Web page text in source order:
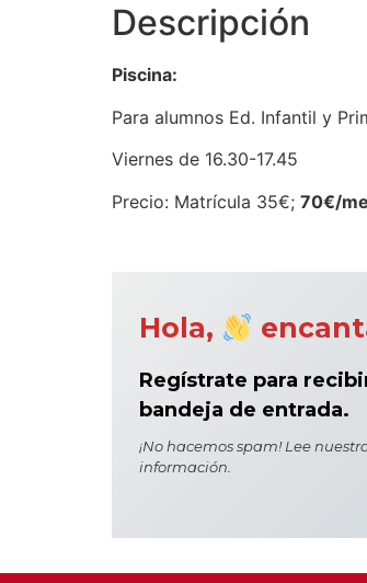
Descripción
Piscina:
Para alumnos Ed. Infantil y
Viernes de 16.30-17.45
Precio: Matrícula 35€; 70€/
Hola,
Regístrate para
bandeja de entrada.
¡No hacemos spam! Lee
información.